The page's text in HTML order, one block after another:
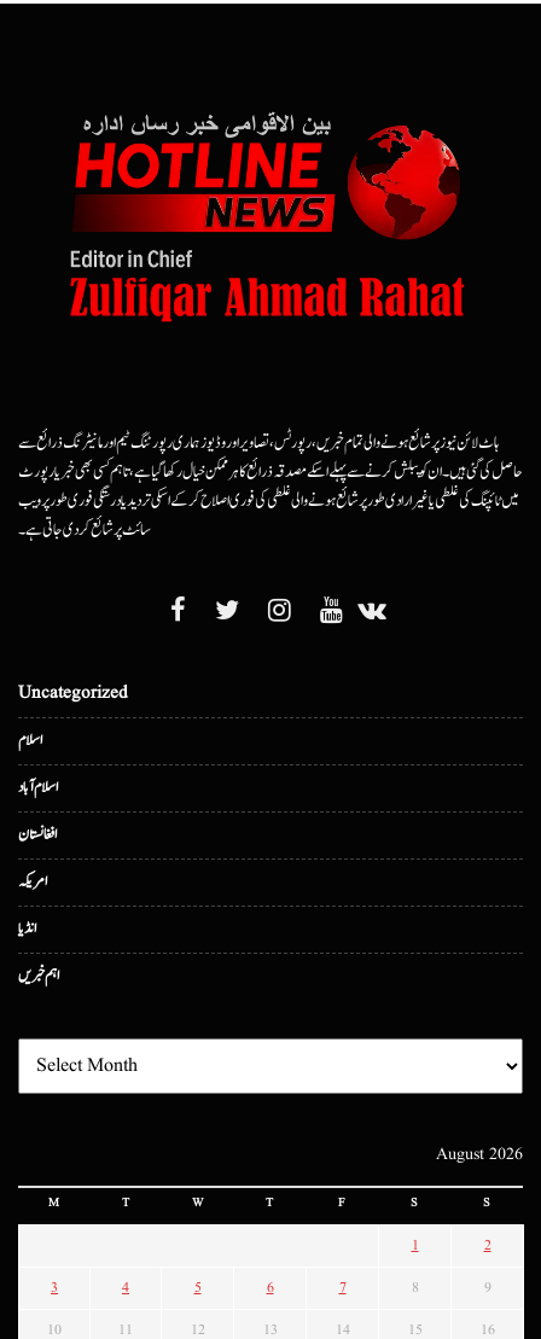
ہاٹ لائن نیوز پر شائع ہونے والی تمام خبریں، رپورٹس، تصاویر اور وڈیوز ہماری رپورٹنگ ٹیم اور مانیٹرنگ ذرائع سے
حاصل کی گئی ہیں۔ ان کو پبلش کرنے سے پہلے اسکے مصدقہ ذرائع کا ہرممکن خیال رکھا گیا ہے، تاہم کسی بھی خبر یا رپورٹ
میں ٹائپنگ کی غلطی یا غیرارادی طور پر شائع ہونے والی غلطی کی فوری اصلاح کرکے اسکی تردید یا درستگی فوری طور پر ویب
سائٹ پر شائع کردی جاتی ہے۔
Uncategorized
اسلام
اسلام آباد
افغانستان
امریکہ
انڈیا
اہم خبریں
August 2026
M T W T F S S
1 2
3 4 5 6 7 8 9
10 11 12 13 14 15 16